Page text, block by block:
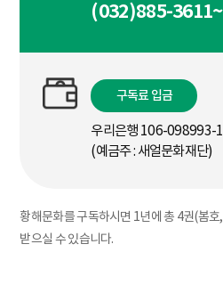
(032)885-
구독료 입금
우리은행 106-098993-
(예금주 : 새얼문화재단)
황해문화를 구독하시면 1년에 총 4권(봄
받으실 수 있습니다.